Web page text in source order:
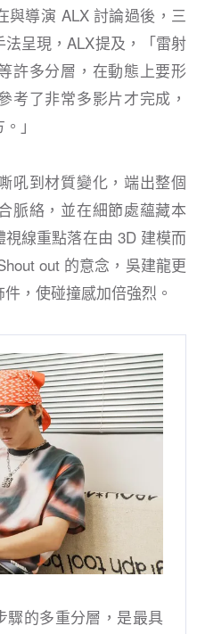
與導演 ALX 討論過後，三
呈現，ALX提及，「雷射
許多分層，在動態上要形
考了非常多影片才完成，
」
吼到材質變化，端出整個
脈絡，並在細節處蘊藏本
線重點落在由 3D 建模而
out 的意念，吳建龍更
，使碰撞感加倍強烈。
驟的多重分層，是最具